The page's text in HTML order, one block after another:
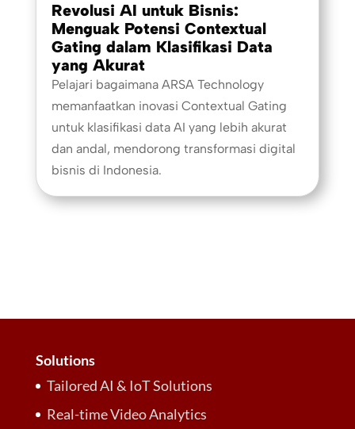
Revolusi AI untuk Bisnis:
Menguak Potensi Contextual
Gating dalam Klasifikasi Data
yang Akurat
Pelajari bagaimana ARSA Technology
memanfaatkan inovasi Contextual Gating
untuk klasifikasi data AI yang lebih akurat
dan andal, mendorong transformasi digital
bisnis di Indonesia.
Solutions
Tailored AI & IoT Solutions
Real-time Video Analytics